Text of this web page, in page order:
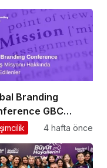
Branding
GBC
Hakkında
4 hafta önce